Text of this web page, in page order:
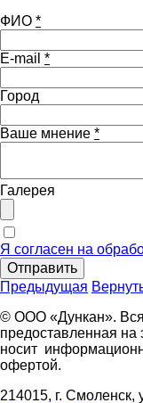
ФИО *
E-mail *
Город
Ваше мнение *
Галерея
Я согласен на
Отправить
Предыдущая
© ООО «Дункан».
предоставленная на
носит
офертой.
214015, г. Смоленск,